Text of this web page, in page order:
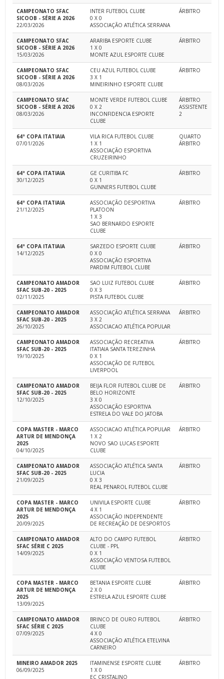
CAMPEONATO SFAC
SICOOB - SÉRIE A 2026
22/03/2026
INTER FUTEBOL CLUBE
0 X 0
ASSOCIAÇÃO ATLÉTICA SERRANA
ÁRBITRO
CAMPEONATO SFAC
SICOOB - SÉRIE A 2026
15/03/2026
ARARIBA ESPORTE CLUBE
1 X 0
MONTE AZUL ESPORTE CLUBE
ÁRBITRO
CAMPEONATO SFAC
SICOOB - SÉRIE A 2026
08/03/2026
CEU AZUL FUTEBOL CLUBE
3 X 1
MINEIRINHO ESPORTE CLUBE
ÁRBITRO
CAMPEONATO SFAC
SICOOB - SÉRIE A 2026
08/03/2026
MONTE VERDE FUTEBOL CLUBE
0 X 2
INCONFIDENCIA ESPORTE
CLUBE
ÁRBITRO
ASSISTENTE
2
64ª COPA ITATIAIA
07/01/2026
VILA RICA FUTEBOL CLUBE
1 X 1
ASSOCIAÇÃO ESPORTIVA
CRUZEIRINHO
QUARTO
ÁRBITRO
64ª COPA ITATIAIA
30/12/2025
GE CURITIBA FC
0 X 1
GUNNERS FUTEBOL CLUBE
ÁRBITRO
64ª COPA ITATIAIA
21/12/2025
ASSOCIAÇÃO DESPORTIVA
PLATOON
1 X 3
SAO BERNARDO ESPORTE
CLUBE
ÁRBITRO
64ª COPA ITATIAIA
14/12/2025
SARZEDO ESPORTE CLUBE
0 X 0
ASSOCIAÇÃO ESPORTIVA
PARDIM FUTEBOL CLUBE
ÁRBITRO
CAMPEONATO AMADOR
SFAC SUB-20 - 2025
02/11/2025
SAO LUIZ FUTEBOL CLUBE
0 X 3
PISTA FUTEBOL CLUBE
ÁRBITRO
CAMPEONATO AMADOR
SFAC SUB-20 - 2025
26/10/2025
ASSOCIAÇÃO ATLÉTICA SERRANA
3 X 2
ASSOCIACAO ATLÉTICA POPULAR
ÁRBITRO
CAMPEONATO AMADOR
SFAC SUB-20 - 2025
19/10/2025
ASSOCIAÇÃO RECREATIVA
ITATIAIA SANTA TEREZINHA
0 X 1
ASSOCIAÇÃO DE FUTEBOL
LIVERPOOL
ÁRBITRO
CAMPEONATO AMADOR
SFAC SUB-20 - 2025
12/10/2025
BEIJA FLOR FUTEBOL CLUBE DE
BELO HORIZONTE
3 X 0
ASSOCIAÇÃO ESPORTIVA
ESTRELA DO VALE DO JATOBA
ÁRBITRO
COPA MASTER - MARCO
ARTUR DE MENDONÇA
2025
04/10/2025
ASSOCIACAO ATLÉTICA POPULAR
1 X 2
NOVO SAO LUCAS ESPORTE
CLUBE
ÁRBITRO
CAMPEONATO AMADOR
SFAC SUB-20 - 2025
21/09/2025
ASSOCIAÇÃO ATLÉTICA SANTA
LUCIA
0 X 3
REAL PENAROL FUTEBOL CLUBE
ÁRBITRO
COPA MASTER - MARCO
ARTUR DE MENDONÇA
2025
20/09/2025
UNIVILA ESPORTE CLUBE
4 X 1
ASSOCIAÇÃO INDEPENDENTE
DE RECREAÇÃO DE DESPORTOS
ÁRBITRO
CAMPEONATO AMADOR
SFAC SÉRIE C 2025
14/09/2025
ALTO DO CAMPO FUTEBOL
CLUBE - PPL
0 X 1
ASSOCIAÇÃO VENTOSA FUTEBOL
CLUBE
ÁRBITRO
COPA MASTER - MARCO
ARTUR DE MENDONÇA
2025
13/09/2025
BETANIA ESPORTE CLUBE
2 X 0
ESTRELA AZUL ESPORTE CLUBE
ÁRBITRO
CAMPEONATO AMADOR
SFAC SÉRIE C 2025
07/09/2025
BRINCO DE OURO FUTEBOL
CLUBE
4 X 0
ASSOCIAÇÃO ATLÉTICA ETELVINA
CARNEIRO
ÁRBITRO
MINEIRO AMADOR 2025
06/09/2025
ITAMINENSE ESPORTE CLUBE
1 X 0
EC CRISTALINO
ÁRBITRO